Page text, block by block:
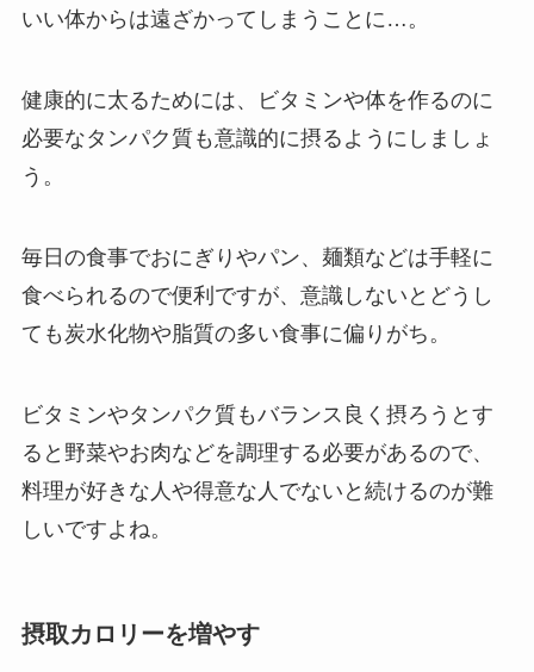
いい体からは遠ざかってしまうことに…。
健康的に太るためには、ビタミンや体を作るのに
必要なタンパク質も意識的に摂るようにしましょ
う。
毎日の食事でおにぎりやパン、麺類などは手軽に
食べられるので便利ですが、意識しないとどうし
ても炭水化物や脂質の多い食事に偏りがち。
ビタミンやタンパク質もバランス良く摂ろうとす
ると野菜やお肉などを調理する必要があるので、
料理が好きな人や得意な人でないと続けるのが難
しいですよね。
摂取カロリーを増やす